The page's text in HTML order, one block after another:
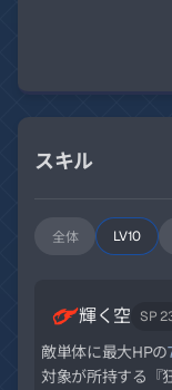
スキル
全体 LV10
輝く空 SP
敵単体に最大HPの
対象が所持する『